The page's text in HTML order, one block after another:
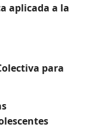
aplicada a la
para